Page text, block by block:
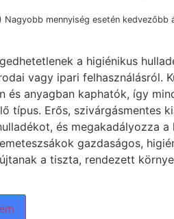
) Nagyobb mennyiség esetén kedvezőbb
a higiénikus
vagy ipari felhasználásról.
és anyagban kaphatók, így
típus. Erős, szivárgásmentes
és megakadályozza a
gazdaságos,
a tiszta, rendezett